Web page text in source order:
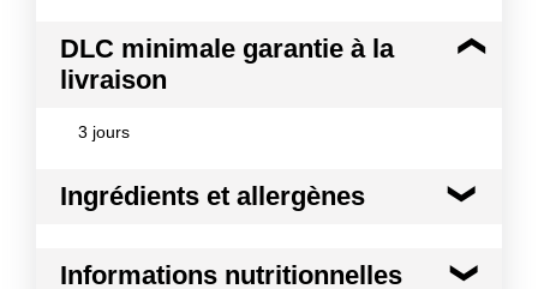
DLC minimale garantie à la
livraison
3 jours
Ingrédients et allergènes
Chou pomme blanc, carotte orange, oignon jaune
Informations nutritionnelles